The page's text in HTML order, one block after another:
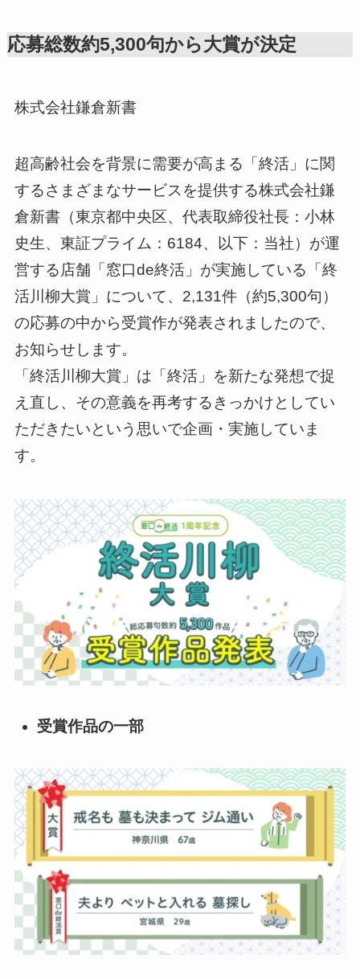
応募総数約5,300句から大賞が決定
株式会社鎌倉新書
超高齢社会を背景に需要が高まる「終活」に関
するさまざまなサービスを提供する株式会社鎌
倉新書（東京都中央区、代表取締役社長：小林
史生、東証プライム：6184、以下：当社）が運
営する店舗「窓口de終活」が実施している「終
活川柳大賞」について、2,131件（約5,300句）
の応募の中から受賞作が発表されましたので、
お知らせします。
「終活川柳大賞」は「終活」を新たな発想で捉
え直し、その意義を再考するきっかけとしてい
ただきたいという思いで企画・実施していま
す。
受賞作品の一部